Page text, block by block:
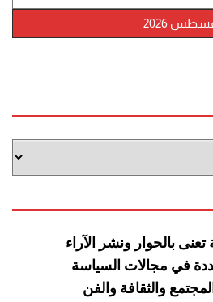
2026
تعنى بالحوار ونشر الآراء
في مجالات السياسة
والثقافة والفن